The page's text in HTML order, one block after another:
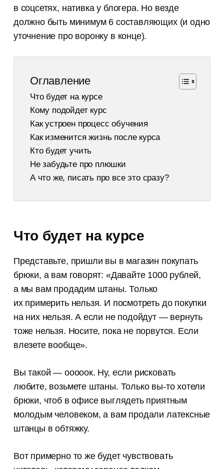
в соцсетях, нативка у блогера. Но везде
должно быть минимум 6 составляющих (и одно
уточнение про воронку в конце).
Оглавление
Что будет на курсе
Кому подойдет курс
Как устроен процесс обучения
Как изменится жизнь после курса
Кто будет учить
Не забудьте про плюшки
А что же, писать про все это сразу?
Что будет на курсе
Представьте, пришли вы в магазин покупать
брюки, а вам говорят: «Давайте 1000 рублей,
а мы вам продадим штаны. Только
их примерить нельзя. И посмотреть до покупки
на них нельзя. А если не подойдут — вернуть
тоже нельзя. Носите, пока не порвутся. Если
влезете вообще».
Вы такой — ооооок. Ну, если рисковать
любите, возьмете штаны. Только вы-то хотели
брюки, чтоб в офисе выглядеть приятным
молодым человеком, а вам продали латексные
штанцы в обтяжку.
Вот примерно то же будет чувствовать